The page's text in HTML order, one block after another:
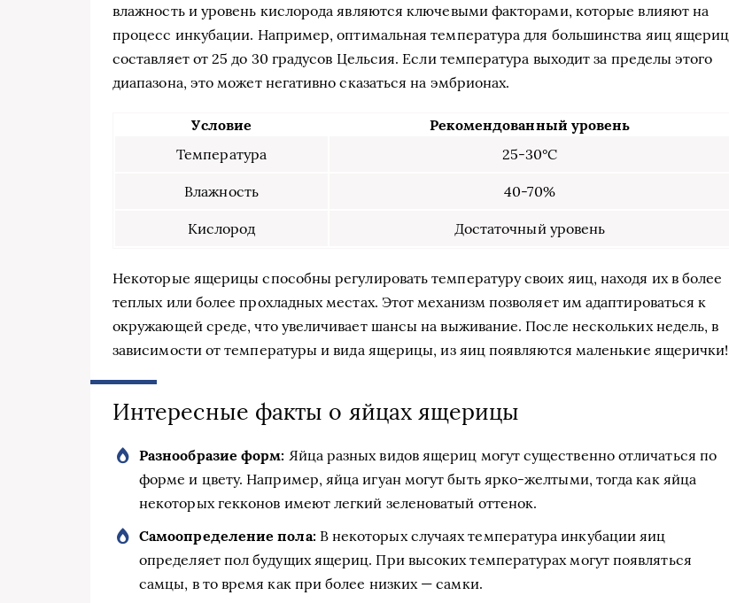
влажность и уровень кислорода являются ключевыми факторами, которые влияют на
процесс инкубации. Например, оптимальная температура для большинства яиц ящериц
составляет от 25 до 30 градусов Цельсия. Если температура выходит за пределы этого
диапазона, это может негативно сказаться на эмбрионах.
Условие
Рекомендованный уровень
Температура
25-30°C
Влажность 40-70%
Кислород Достаточный уровень
Некоторые ящерицы способны регулировать температуру своих яиц, находя их в более
теплых или более прохладных местах. Этот механизм позволяет им адаптироваться к
окружающей среде, что увеличивает шансы на выживание. После нескольких недель, в
зависимости от температуры и вида ящерицы, из яиц появляются маленькие ящерички!
Интересные факты о яйцах ящерицы
Разнообразие форм: Яйца разных видов ящериц могут существенно отличаться по
форме и цвету. Например, яйца игуан могут быть ярко-желтыми, тогда как яйца
некоторых гекконов имеют легкий зеленоватый оттенок.
Самоопределение пола: В некоторых случаях температура инкубации яиц
определяет пол будущих ящериц. При высоких температурах могут появляться
самцы, в то время как при более низких — самки.